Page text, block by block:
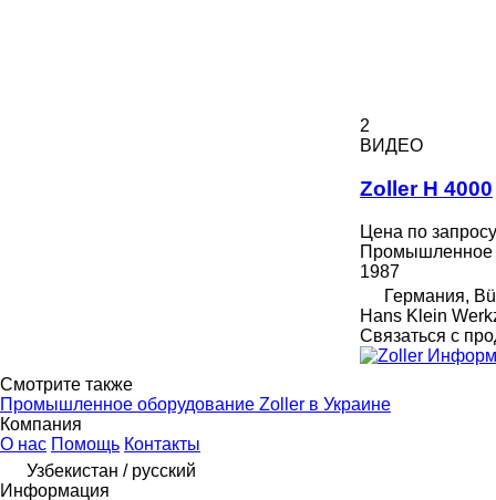
2
ВИДЕО
Zoller H 4000
Цена по запросу
Промышленное
1987
Германия,
Hans Klein
Связаться с
Смотрите также
Промышленное оборудование Zoller в Украине
Компания
О нас Помощь Контакты
Узбекистан / русский
Информация